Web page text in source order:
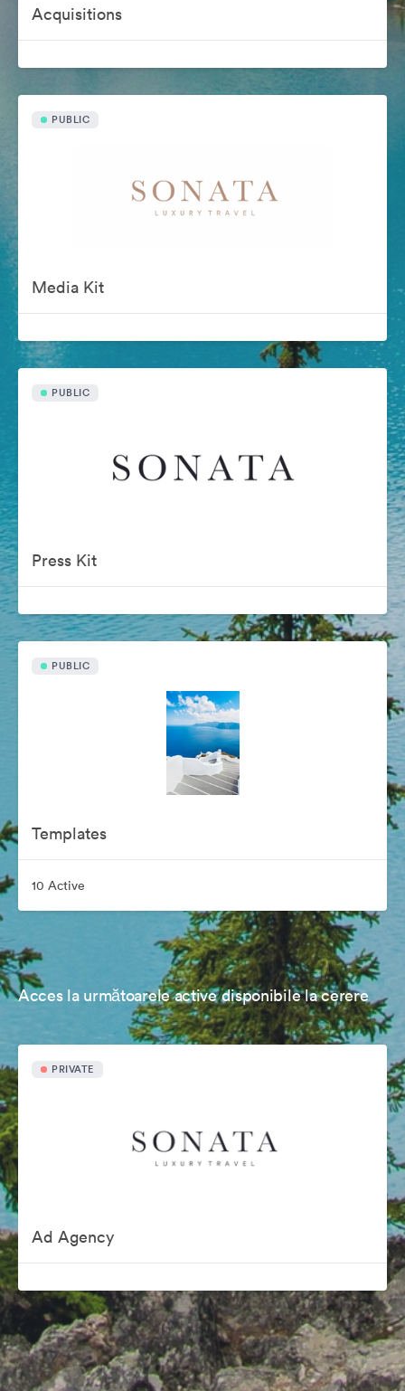
Acquisitions
PUBLIC
Media Kit
PUBLIC
Press Kit
PUBLIC
Templates
10 Active
Acces la următoarele active disponibile la cerere
PRIVATE
Ad Agency